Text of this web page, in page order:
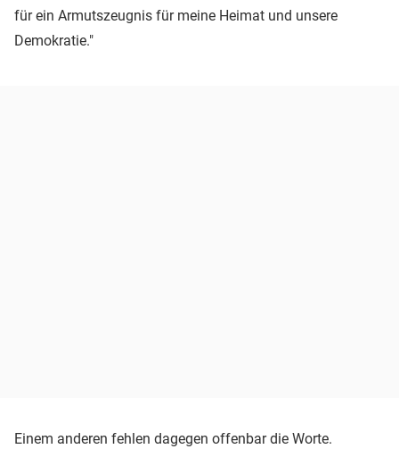
für ein Armutszeugnis für meine Heimat und unsere
Demokratie."
Einem anderen fehlen dagegen offenbar die Worte.